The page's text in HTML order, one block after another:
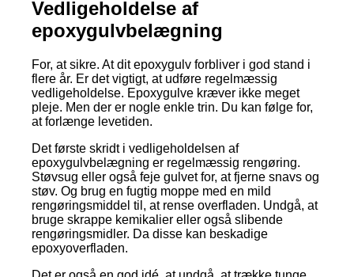
Vedligeholdelse af
epoxygulvbelægning
For, at sikre. At dit epoxygulv forbliver i god stand i
flere år. Er det vigtigt, at udføre regelmæssig
vedligeholdelse. Epoxygulve kræver ikke meget
pleje. Men der er nogle enkle trin. Du kan følge for,
at forlænge levetiden.
Det første skridt i vedligeholdelsen af
epoxygulvbelægning er regelmæssig rengøring.
Støvsug eller også feje gulvet for, at fjerne snavs og
støv. Og brug en fugtig moppe med en mild
rengøringsmiddel til, at rense overfladen. Undgå, at
bruge skrappe kemikalier eller også slibende
rengøringsmidler. Da disse kan beskadige
epoxyoverfladen.